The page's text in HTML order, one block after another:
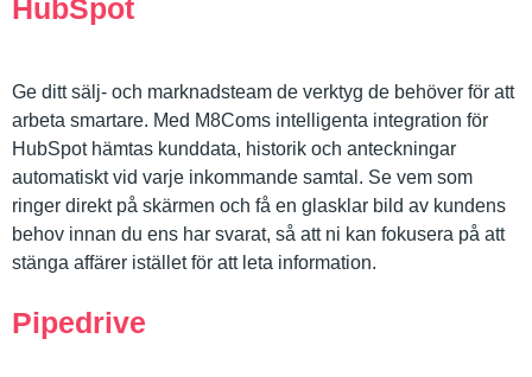
HubSpot
Ge ditt sälj- och marknadsteam de verktyg de behöver för att
arbeta smartare. Med M8Coms intelligenta integration för
HubSpot hämtas kunddata, historik och anteckningar
automatiskt vid varje inkommande samtal. Se vem som
ringer direkt på skärmen och få en glasklar bild av kundens
behov innan du ens har svarat, så att ni kan fokusera på att
stänga affärer istället för att leta information.
Pipedrive